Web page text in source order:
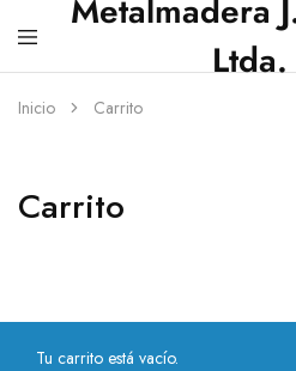
Metalmadera
Ltda.
J.
Inicio Carrito
Carrito
Tu carrito está vacío.